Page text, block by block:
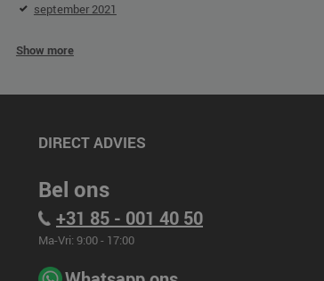
september 2021
Show more
DIRECT ADVIES
Bel ons
+31 85 - 001 40 50
Ma-Vri: 9:00 - 17:00